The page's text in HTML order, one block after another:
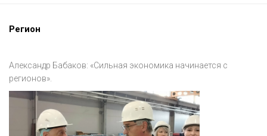
Регион
Александр Бабаков: «Сильная экономика начинается с
регионов».